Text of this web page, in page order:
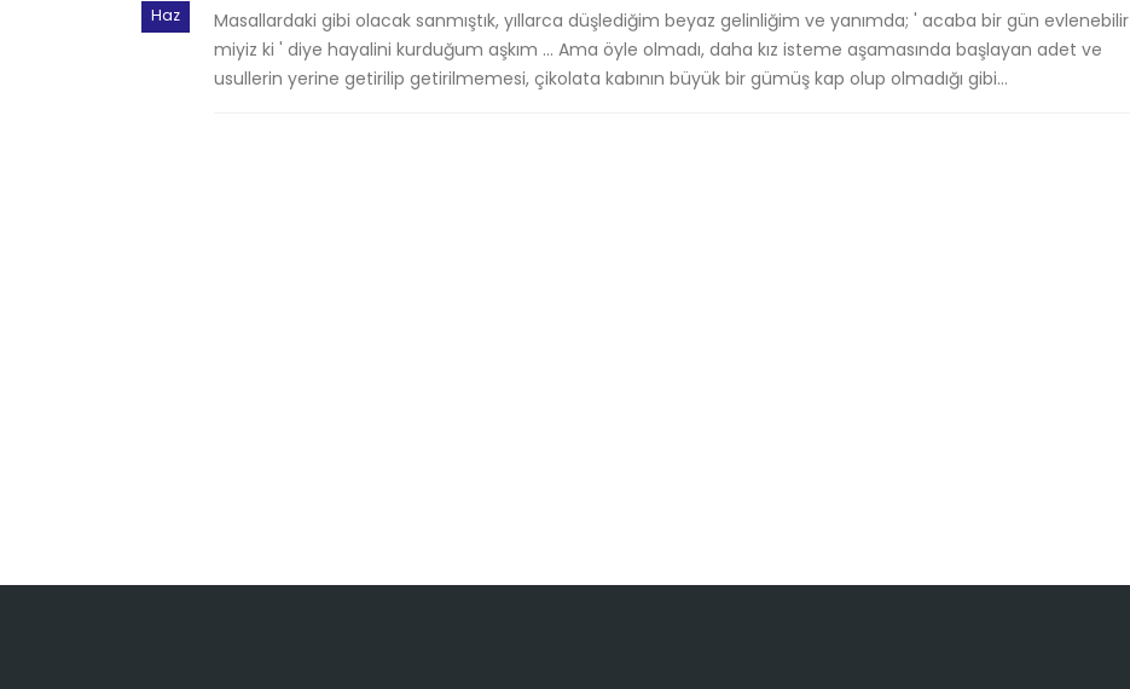
Haz
Masallardaki gibi olacak sanmıştık, yıllarca düşlediğim beyaz gelinliğim ve yanımda; ' acaba bir gün evlenebilir
miyiz ki ' diye hayalini kurduğum aşkım ... Ama öyle olmadı, daha kız isteme aşamasında başlayan adet ve
usullerin yerine getirilip getirilmemesi, çikolata kabının büyük bir gümüş kap olup olmadığı gibi...